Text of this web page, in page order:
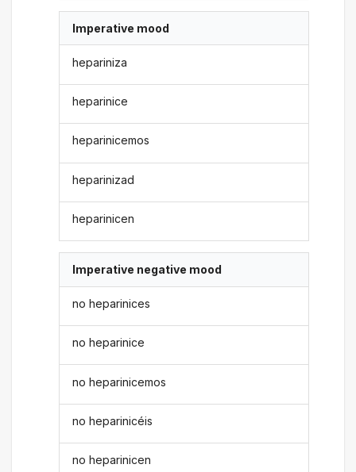
Imperative mood
hepariniza
heparinice
heparinicemos
heparinizad
heparinicen
Imperative negative mood
no heparinices
no heparinice
no heparinicemos
no heparinicéis
no heparinicen